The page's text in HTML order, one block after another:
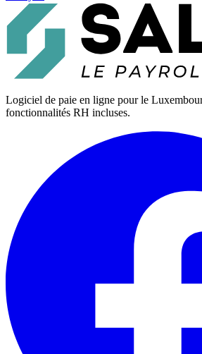
Logiciel de paie en ligne pour le
fonctionnalités RH incluses.